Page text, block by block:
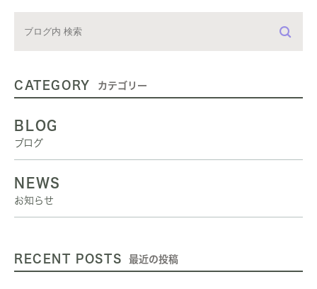
CATEGORY カテゴリー
BLOG
ブログ
NEWS
お知らせ
RECENT POSTS 最近の投稿